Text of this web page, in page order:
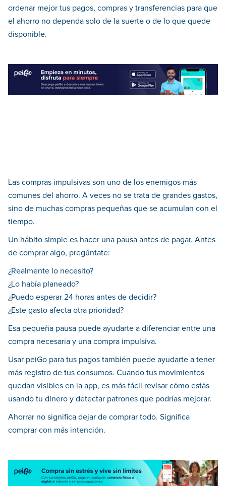
ordenar mejor tus pagos, compras y transferencias para que
el ahorro no dependa solo de la suerte o de lo que quede
disponible.
Las compras impulsivas son uno de los enemigos más
comunes del ahorro. A veces no se trata de grandes gastos,
sino de muchas compras pequeñas que se acumulan con el
tiempo.
Un hábito simple es hacer una pausa antes de pagar. Antes
de comprar algo, pregúntate:
¿Realmente lo necesito?
¿Lo había planeado?
¿Puedo esperar 24 horas antes de decidir?
¿Este gasto afecta otra prioridad?
Esa pequeña pausa puede ayudarte a diferenciar entre una
compra necesaria y una compra impulsiva.
Usar peiGo para tus pagos también puede ayudarte a tener
más registro de tus consumos. Cuando tus movimientos
quedan visibles en la app, es más fácil revisar cómo estás
usando tu dinero y detectar patrones que podrías mejorar.
Ahorrar no significa dejar de comprar todo. Significa
comprar con más intención.